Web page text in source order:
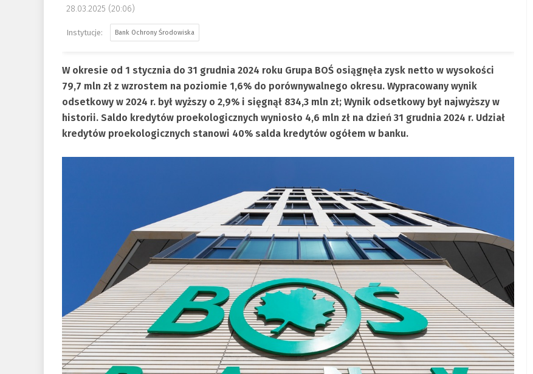
28.03.2025 (20:06)
Bank Ochrony Środowiska
W okresie od 1 stycznia do 31 grudnia 2024 roku Grupa BOŚ osiągnęła zysk netto w wysokości
79,7 mln zł z wzrostem na poziomie 1,6% do porównywalnego okresu. Wypracowany wynik
odsetkowy w 2024 r. był wyższy o 2,9% i sięgnął 834,3 mln zł; Wynik odsetkowy był najwyższy w
historii. Saldo kredytów proekologicznych wyniosło 4,6 mln zł na dzień 31 grudnia 2024 r. Udział
kredytów proekologicznych stanowi 40% salda kredytów ogółem w banku.